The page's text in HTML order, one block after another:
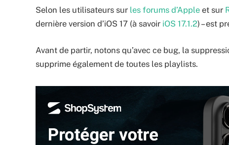
Selon les utilisateurs sur les forums d’Apple et sur
dernière version d’iOS 17 (à savoir iOS 17.1.2) – est
Avant de partir, notons qu’avec ce bug, la
supprime également de toutes les playlists.